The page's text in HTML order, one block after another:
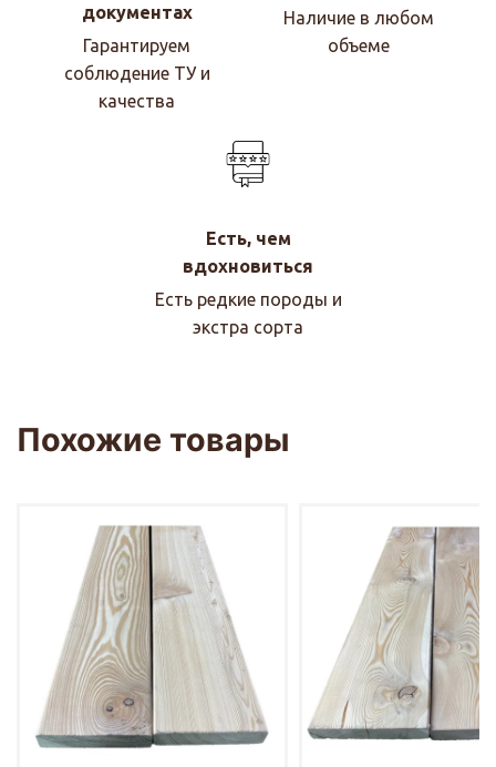
документах
Гарантируем
соблюдение ТУ и
качества
Наличие в любом
объеме
Есть, чем
вдохновиться
Есть редкие породы и
экстра сорта
Похожие товары